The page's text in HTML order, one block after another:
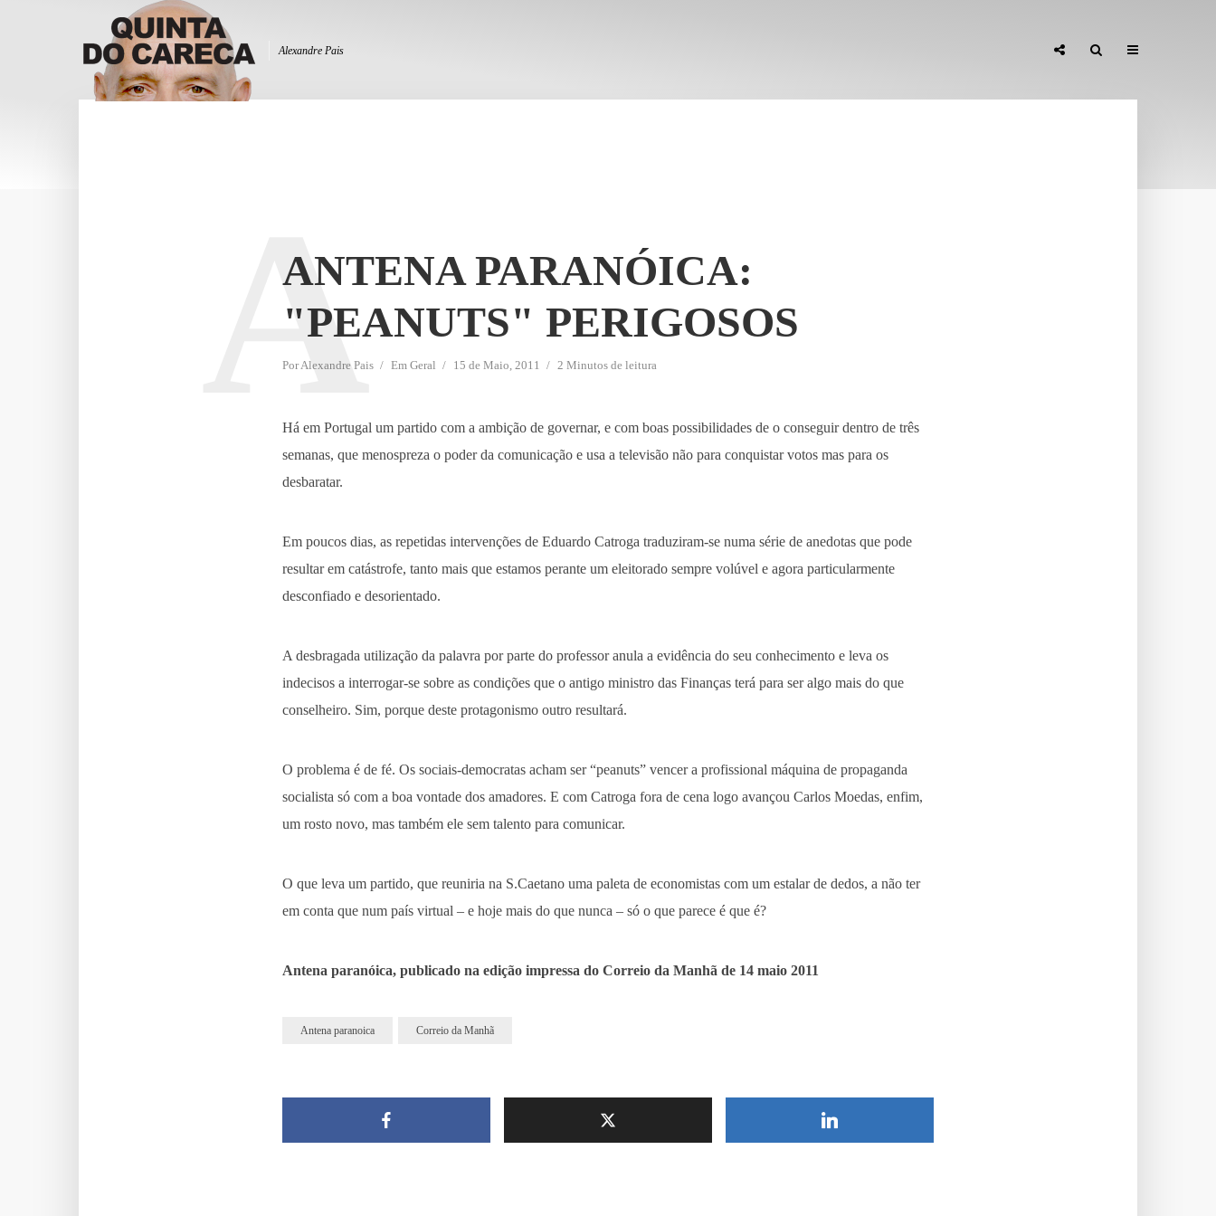
Alexandre Pais
ANTENA PARANÓICA:
"PEANUTS" PERIGOSOS
PorAlexandre Pais Em Geral 15 de Maio, 2011 2 Minutos de leitura
A
Há em Portugal um partido com a ambição de governar, e com boas possibilidades de o conseguir dentro de três
semanas, que menospreza o poder da comunicação e usa a televisão não para conquistar votos mas para os
desbaratar.
Em poucos dias, as repetidas intervenções de Eduardo Catroga traduziram-se numa série de anedotas que pode
resultar em catástrofe, tanto mais que estamos perante um eleitorado sempre volúvel e agora particularmente
desconfiado e desorientado.
A desbragada utilização da palavra por parte do professor anula a evidência do seu conhecimento e leva os
indecisos a interrogar-se sobre as condições que o antigo ministro das Finanças terá para ser algo mais do que
conselheiro. Sim, porque deste protagonismo outro resultará.
O problema é de fé. Os sociais-democratas acham ser “peanuts” vencer a profissional máquina de propaganda
socialista só com a boa vontade dos amadores. E com Catroga fora de cena logo avançou Carlos Moedas, enfim,
um rosto novo, mas também ele sem talento para comunicar.
O que leva um partido, que reuniria na S.Caetano uma paleta de economistas com um estalar de dedos, a não ter
em conta que num país virtual – e hoje mais do que nunca – só o que parece é que é?
Antena paranóica, publicado na edição impressa do Correio da Manhã de 14 maio 2011
Antena paranoica Correio da Manhã